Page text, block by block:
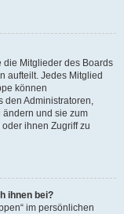
die Mitglieder des Boards
aufteilt. Jedes Mitglied
können
den Administratoren,
ändern und sie zum
ihnen Zugriff zu
ihnen bei?
im persönlichen